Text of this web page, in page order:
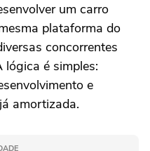
um carro
plataforma do
concorrentes
é simples:
e
amortizada.